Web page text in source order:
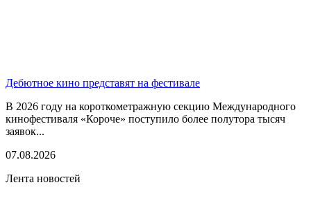
Дебютное кино представят на фестивале
В 2026 году на короткометражную секцию Международного
кинофестиваля «Короче» поступило более полутора тысяч
заявок...
07.08.2026
Лента новостей